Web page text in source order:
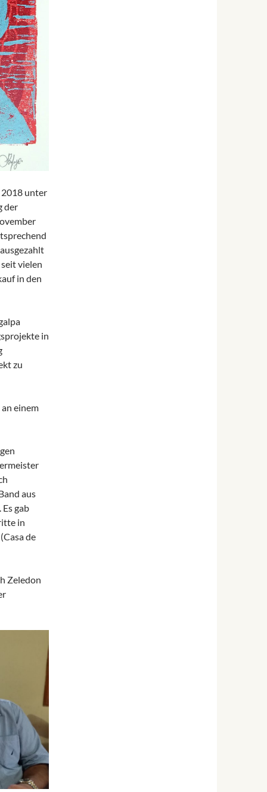
unter
der
vielen
in den
in
zu
einem
aus
gab
in
de
Zeledon